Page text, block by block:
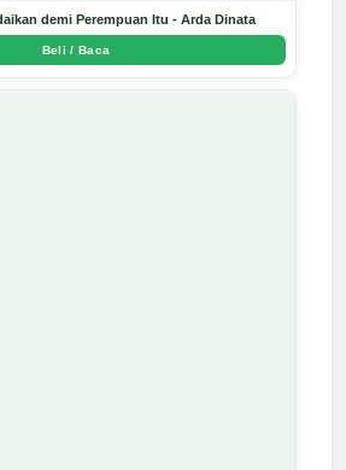
demi Perempuan Itu - Arda Dinata
Beli / Baca